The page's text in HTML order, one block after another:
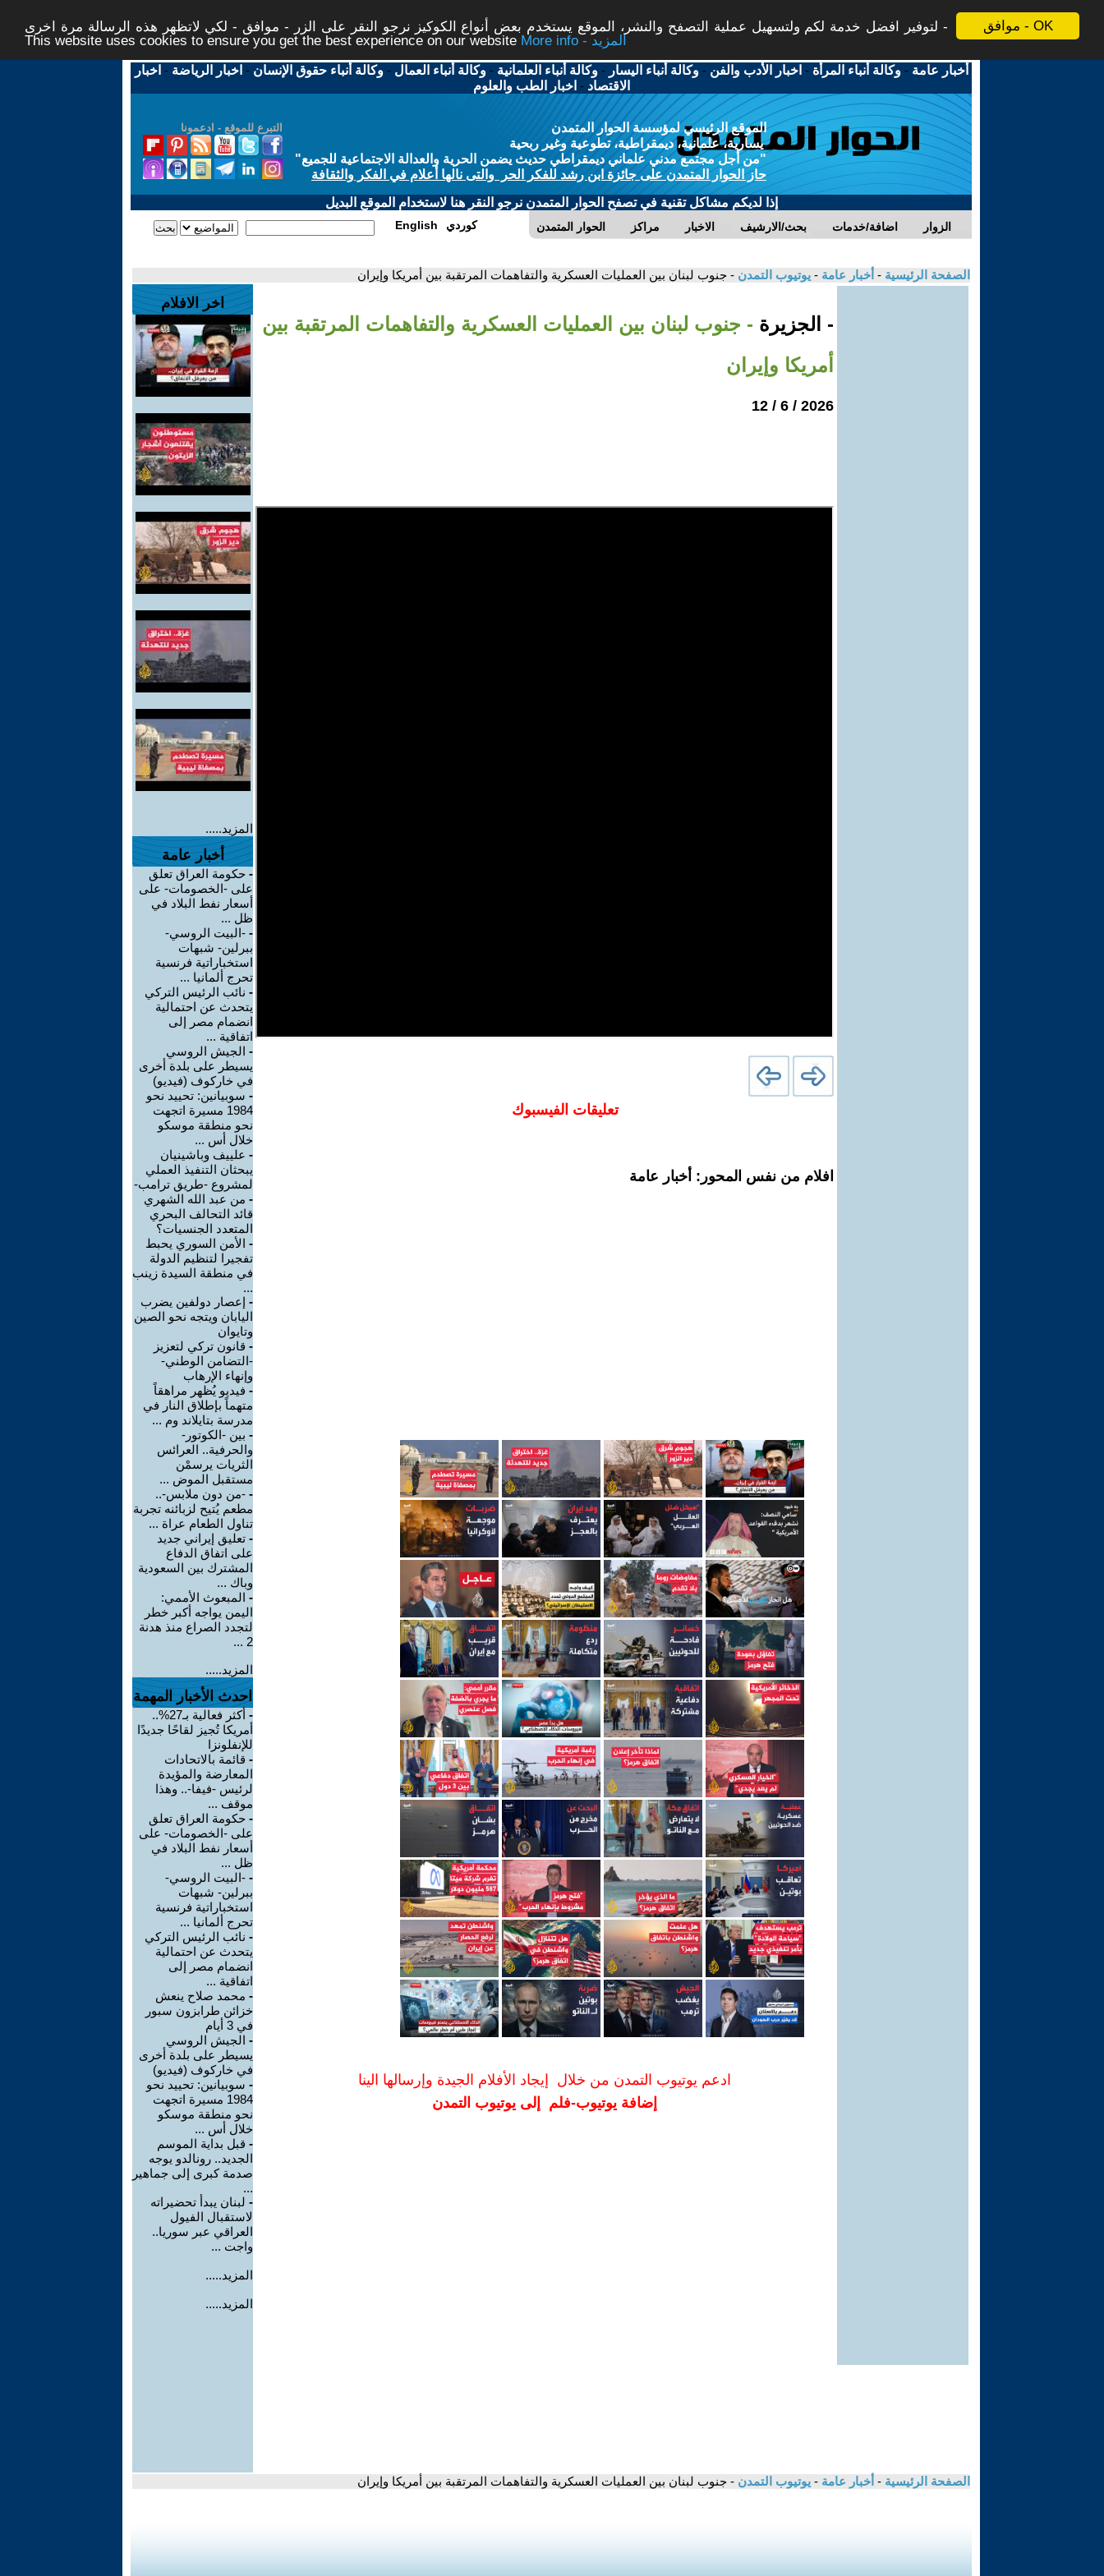
موافق - OK
لتوفير افضل خدمة لكم ولتسهيل عملية التصفح والنشر، الموقع يستخدم بعض أنواع الكوكيز نرجو النقر على الزر - موافق - لكي لاتظهر هذه الرسالة مرة اخرى -
This website uses cookies to ensure you get the best experience on our website
More info - المزيد
أخبار عامة -وكالة أنباء المرأة - اخبار الأدب والفن -وكالة أنباء اليسار -وكالة أنباء العلمانية -وكالة أنباء العمال -وكالة أنباء حقوق الإنسان - اخبار الرياضة - اخبار
الاقتصاد - اخبار الطب والعلوم
التبرع للموقع - ادعمونا
الموقع الرئيسي لمؤسسة الحوار المتمدن
يسارية، علمانية، ديمقراطية، تطوعية وغير ربحية
"من أجل مجتمع مدني علماني ديمقراطي حديث يضمن الحرية والعدالة الاجتماعية للجميع"
حاز الحوار المتمدن على جائزة ابن رشد للفكر الحر والتى نالها أعلام في الفكر والثقافة
إذا لديكم مشاكل تقنية في تصفح الحوار المتمدن نرجو النقر هنا لاستخدام الموقع البديل
الحوار المتمدن مراكز الاخبار بحث/الارشيف اضافة/خدمات الزوار English كوردي
الصفحة الرئيسية - أخبار عامة - يوتيوب التمدن - جنوب لبنان بين العمليات العسكرية والتفاهمات المرتقبة بين أمريكا وإيران
- الجزيرة - جنوب لبنان بين العمليات العسكرية والتفاهمات المرتقبة بين
أمريكا وإيران
2026 / 6 / 12
تعليقات الفيسبوك
افلام من نفس المحور: أخبار عامة
ادعم يوتيوب التمدن من خلال إيجاد الأفلام الجيدة وإرسالها الينا
إضافة يوتيوب-فلم إلى يوتيوب التمدن
اخر الافلام
المزيد.....
أخبار عامة
- حكومة العراق تعلق
على -الخصومات- على
أسعار نفط البلاد في
ظل ...
- -البيت الروسي-
ببرلين- شبهات
استخباراتية فرنسية
تحرج ألمانيا ...
- نائب الرئيس التركي
يتحدث عن احتمالية
انضمام مصر إلى
اتفاقية ...
- الجيش الروسي
يسيطر على بلدة أخرى
في خاركوف (فيديو)
- سوبيانين: تحييد نحو
1984 مسيرة اتجهت
نحو منطقة موسكو
خلال أس ...
- علييف وباشينيان
يبحثان التنفيذ العملي
لمشروع -طريق ترامب-
- من عبد الله الشهري
قائد التحالف البحري
المتعدد الجنسيات؟
- الأمن السوري يحبط
تفجيرا لتنظيم الدولة
في منطقة السيدة زينب
...
- إعصار دولفين يضرب
اليابان ويتجه نحو الصين
وتايوان
- قانون تركي لتعزيز
-التضامن الوطني-
وإنهاء الإرهاب
- فيديو يُظهر مراهقاً
متهماً بإطلاق النار في
مدرسة بتايلاند وم ...
- بين -الكوتور-
والحرفية.. العرائس
الثريات يرسمْن
مستقبل الموض ...
- -من دون ملابس-..
مطعم يُتيح لزبائنه تجربة
تناول الطعام عراة ...
- تعليق إيراني جديد
على اتفاق الدفاع
المشترك بين السعودية
وباك ...
- المبعوث الأممي:
اليمن يواجه أكبر خطر
لتجدد الصراع منذ هدنة
2 ...
المزيد.....
احدث الأخبار المهمة
-
أكثر فعالية بـ27%..
أمريكا تُجيز لقاحًا جديدًا
للإنفلونزا
- قائمة بالاتحادات
المعارضة والمؤيدة
لرئيس -فيفا-.. وهذا
موقف ...
- حكومة العراق تعلق
على -الخصومات- على
أسعار نفط البلاد في
ظل ...
- -البيت الروسي-
ببرلين- شبهات
استخباراتية فرنسية
تحرج ألمانيا ...
- نائب الرئيس التركي
يتحدث عن احتمالية
انضمام مصر إلى
اتفاقية ...
- محمد صلاح ينعش
خزائن طرابزون سبور
في 3 أيام
- الجيش الروسي
يسيطر على بلدة أخرى
في خاركوف (فيديو)
- سوبيانين: تحييد نحو
1984 مسيرة اتجهت
نحو منطقة موسكو
خلال أس ...
- قبل بداية الموسم
الجديد.. رونالدو يوجه
صدمة كبرى إلى جماهير
...
- لبنان يبدأ تحضيراته
لاستقبال الفيول
العراقي عبر سوريا..
واجت ...
المزيد.....
المزيد.....
الصفحة الرئيسية - أخبار عامة - يوتيوب التمدن - جنوب لبنان بين العمليات العسكرية والتفاهمات المرتقبة بين أمريكا وإيران